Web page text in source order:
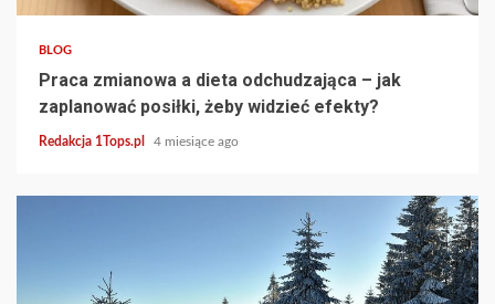
BLOG
Praca zmianowa a dieta odchudzająca – jak
zaplanować posiłki, żeby widzieć efekty?
Redakcja 1Tops.pl 4 miesiące ago